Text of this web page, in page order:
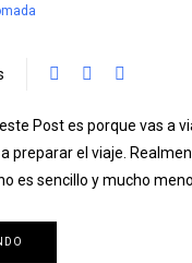
Post es porque vas a
preparar el viaje.
es sencillo y mucho